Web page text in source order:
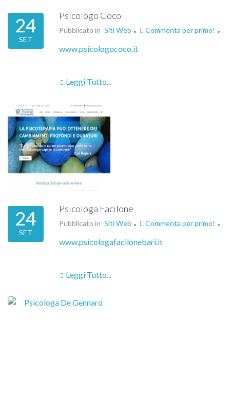
24
SET
Psicologo Coco
Pubblicato in Siti Web Commenta per primo!
www.psicologococo.it
Leggi Tutto...
24
SET
Psicologa Facilone
Pubblicato in Siti Web Commenta per primo!
www.psicologafacilonebari.it
Leggi Tutto...